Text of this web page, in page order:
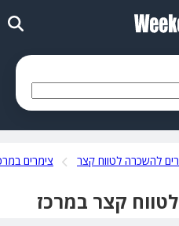
להשכרה לטווח קצר צימרים